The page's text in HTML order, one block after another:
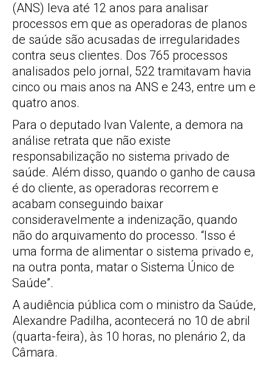
(ANS) leva até 12 anos para analisar
processos em que as operadoras de planos
de saúde são acusadas de irregularidades
contra seus clientes. Dos 765 processos
analisados pelo jornal, 522 tramitavam havia
cinco ou mais anos na ANS e 243, entre um e
quatro anos.
Para o deputado Ivan Valente, a demora na
análise retrata que não existe
responsabilização no sistema privado de
saúde. Além disso, quando o ganho de causa
é do cliente, as operadoras recorrem e
acabam conseguindo baixar
consideravelmente a indenização, quando
não do arquivamento do processo. “Isso é
uma forma de alimentar o sistema privado e,
na outra ponta, matar o Sistema Único de
Saúde”.
A audiência pública com o ministro da Saúde,
Alexandre Padilha, acontecerá no 10 de abril
(quarta-feira), às 10 horas, no plenário 2, da
Câmara.